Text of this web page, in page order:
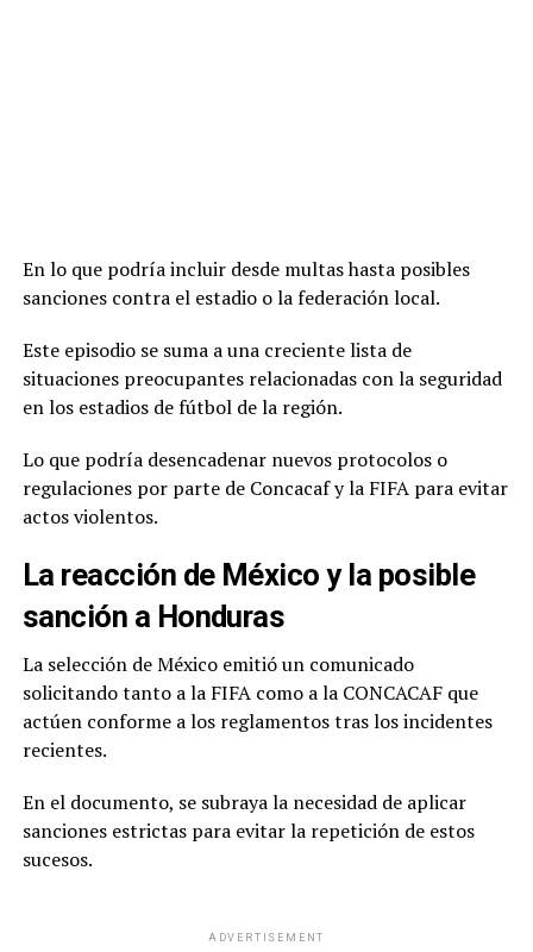
En lo que podría incluir desde multas hasta posibles
sanciones contra el estadio o la federación local.
Este episodio se suma a una creciente lista de
situaciones preocupantes relacionadas con la seguridad
en los estadios de fútbol de la región.
Lo que podría desencadenar nuevos protocolos o
regulaciones por parte de Concacaf y la FIFA para evitar
actos violentos.
La reacción de México y la posible
sanción a Honduras
La selección de México emitió un comunicado
solicitando tanto a la FIFA como a la CONCACAF que
actúen conforme a los reglamentos tras los incidentes
recientes.
En el documento, se subraya la necesidad de aplicar
sanciones estrictas para evitar la repetición de estos
sucesos.
ADVERTISEMENT